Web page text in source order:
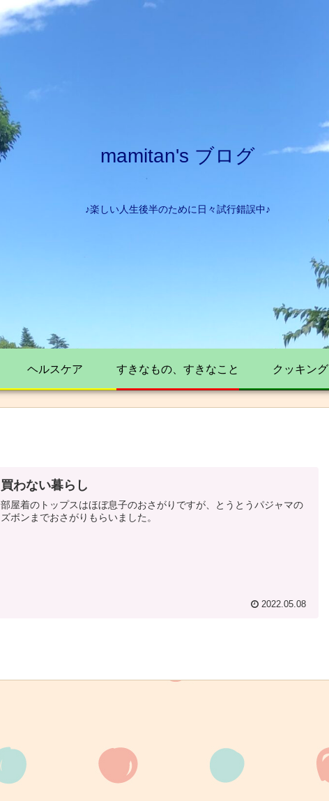
mamitan's ブログ
♪楽しい人生後半のために日々試行錯誤中♪
ヘルスケア すきなもの、すきなこと クッキング
買わない暮らし
部屋着のトップスはほぼ息子のおさがりですが、とうとうパジャマの
ズボンまでおさがりもらいました。
2022.05.08